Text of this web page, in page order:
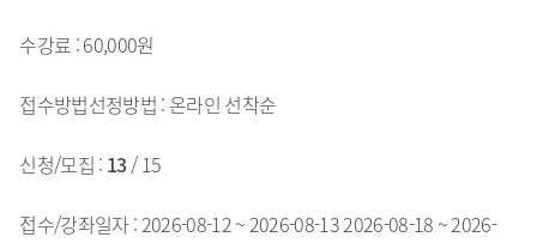
60,000원
온라인 선착순
13/ 15
2026-08-12 ~ 2026-08-132026-08-18 ~ 2026-